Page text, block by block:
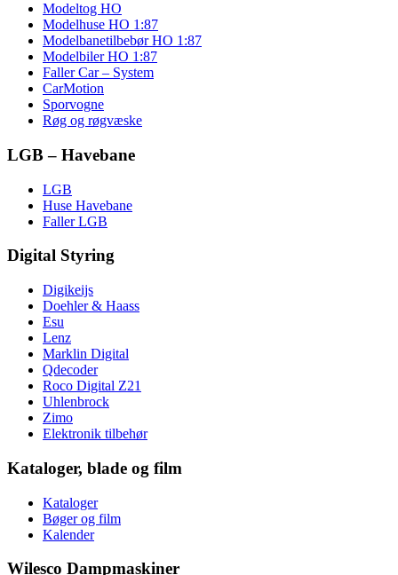
Modeltog HO
Modelhuse HO 1:87
Modelbanetilbebør HO 1:87
Modelbiler HO 1:87
Faller Car – System
CarMotion
Sporvogne
Røg og røgvæske
LGB – Havebane
LGB
Huse Havebane
Faller LGB
Digital Styring
Digikeijs
Doehler & Haass
Esu
Lenz
Marklin Digital
Qdecoder
Roco Digital Z21
Uhlenbrock
Zimo
Elektronik tilbehør
Kataloger, blade og film
Kataloger
Bøger og film
Kalender
Wilesco Dampmaskiner